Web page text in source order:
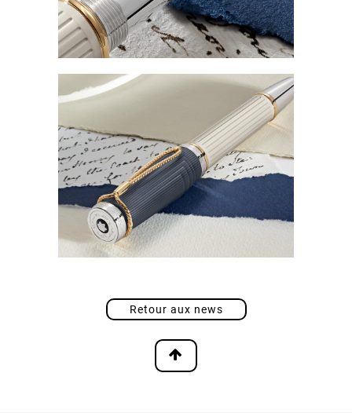
Retour aux news